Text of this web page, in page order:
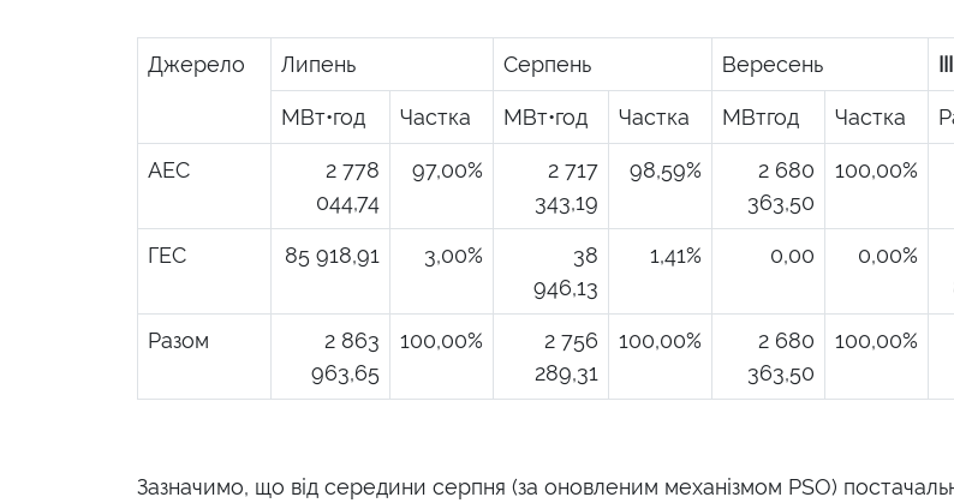
Джерело Липень Серпень Вересень III
МВт•год Частка МВт•год Частка МВтгод Частка
АЕС
2 778
044,74
97,00%
2 717
343,19
98,59%
2 680
363,50
100,00%
ГЕС 85 918,91 3,00%
38
946,13
1,41% 0,00 0,00%
Разом
2 863
963,65
100,00%
2 756
289,31
100,00%
2 680
363,50
100,00%
Зазначимо, що від середини серпня (за оновленим механізмом PSO)